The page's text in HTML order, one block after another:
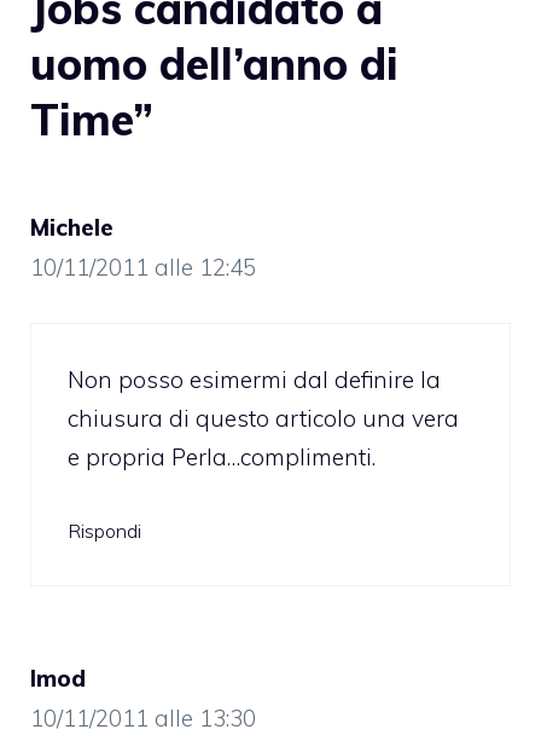
uomo dell’anno di
Time”
Michele
10/11/2011 alle 12:45
Non posso esimermi dal definire la
chiusura di questo articolo una vera
e propria Perla…complimenti.
Rispondi
Imod
10/11/2011 alle 13:30